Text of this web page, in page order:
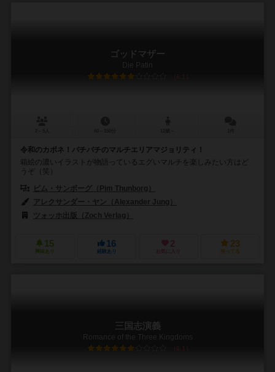
ゴッドマザー
Die Patin
6.1
令和のカポネ！バチバチのマルチエリアマジョリティ！
箱絵の濃いイラストが物語っているエグいマルチを楽しみたい方はど
うぞ（笑）
ピム・サンボーグ（Pim Thunborg）
アレクサンダー・ヤン（Alexander Jung）
ツォッホ出版（Zoch Verlag）
15
興味あり
16
経験あり
2
お気に入り
23
持ってる
三国志演義
Romance of the Three Kingdoms
6.1